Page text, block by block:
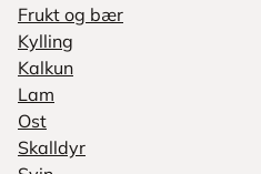
Frukt og bær
Kylling
Kalkun
Lam
Ost
Skalldyr